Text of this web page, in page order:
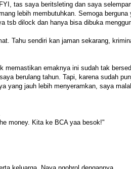
tas saya beritsleting dan saya
lebih membutuhkan. Semoga berguna
tsb dilock dan hanya bisa dibuka
Tahu sendiri kan jaman sekarang,
memastikan emaknya ini sudah tak
berulang tahun. Tapi, karena sudah
yang jauh lebih menyeramkan, saya
money. Kita ke BCA yaa besok!"